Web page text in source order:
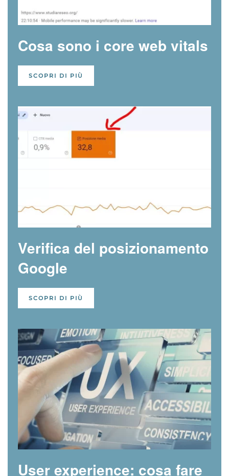
Cosa sono i core web vitals
SCOPRI DI PIÙ
Verifica del posizionamento
Google
SCOPRI DI PIÙ
User experience: cosa fare